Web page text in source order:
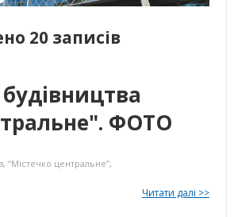
20 записів
ФОТО
, “Містечко центральне”,
Читати далі >>